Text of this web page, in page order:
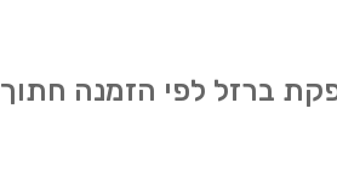
ברזל לפי הזמנה חתוך